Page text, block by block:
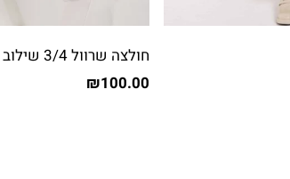
חולצה שרוול 3/4 שילוב פייטים
₪100.00